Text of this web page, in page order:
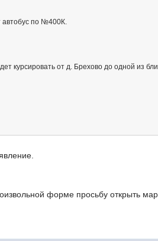
автобус по №400К.
курсировать от д. Брехово до одной из
форме просьбу открыть